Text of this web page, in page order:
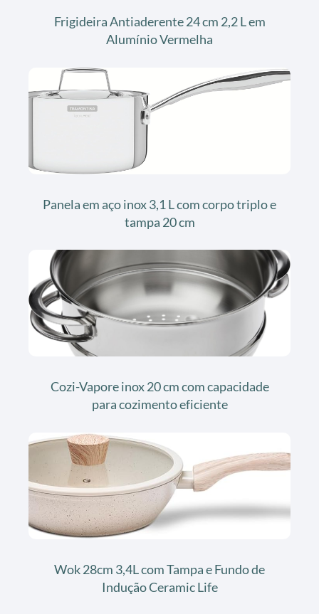
Frigideira Antiaderente 24 cm 2,2 L em
Alumínio Vermelha
Panela em aço inox 3,1 L com corpo triplo e
tampa 20 cm
Cozi-Vapore inox 20 cm com capacidade
para cozimento eficiente
Wok 28cm 3,4L com Tampa e Fundo de
Indução Ceramic Life